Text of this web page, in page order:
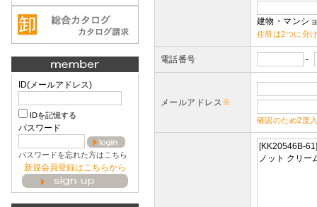
ID(メールアドレス)
IDを記憶する
パスワード
パスワードを忘れた方はこちら
新規会員登録はこちらから
建物・マンシ
住所は2つに分
電話番号 -
メールアドレス※
確認のため2度